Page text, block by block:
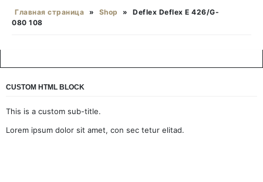
Главная страница » Shop »
Deflex Deflex E 426/G-
080 108
CUSTOM HTML BLOCK
This is a custom sub-title.
Lorem ipsum dolor sit amet, con sec tetur elitad.